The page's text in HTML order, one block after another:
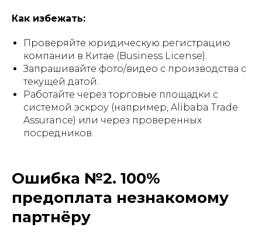
Как избежать:
Проверяйте юридическую регистрацию
компании в Китае (Business License).
Запрашивайте фото/видео с производства с
текущей датой.
Работайте через торговые площадки с
системой эскроу (например, Alibaba Trade
Assurance) или через проверенных
посредников.
Ошибка №2. 100%
предоплата незнакомому
партнёру